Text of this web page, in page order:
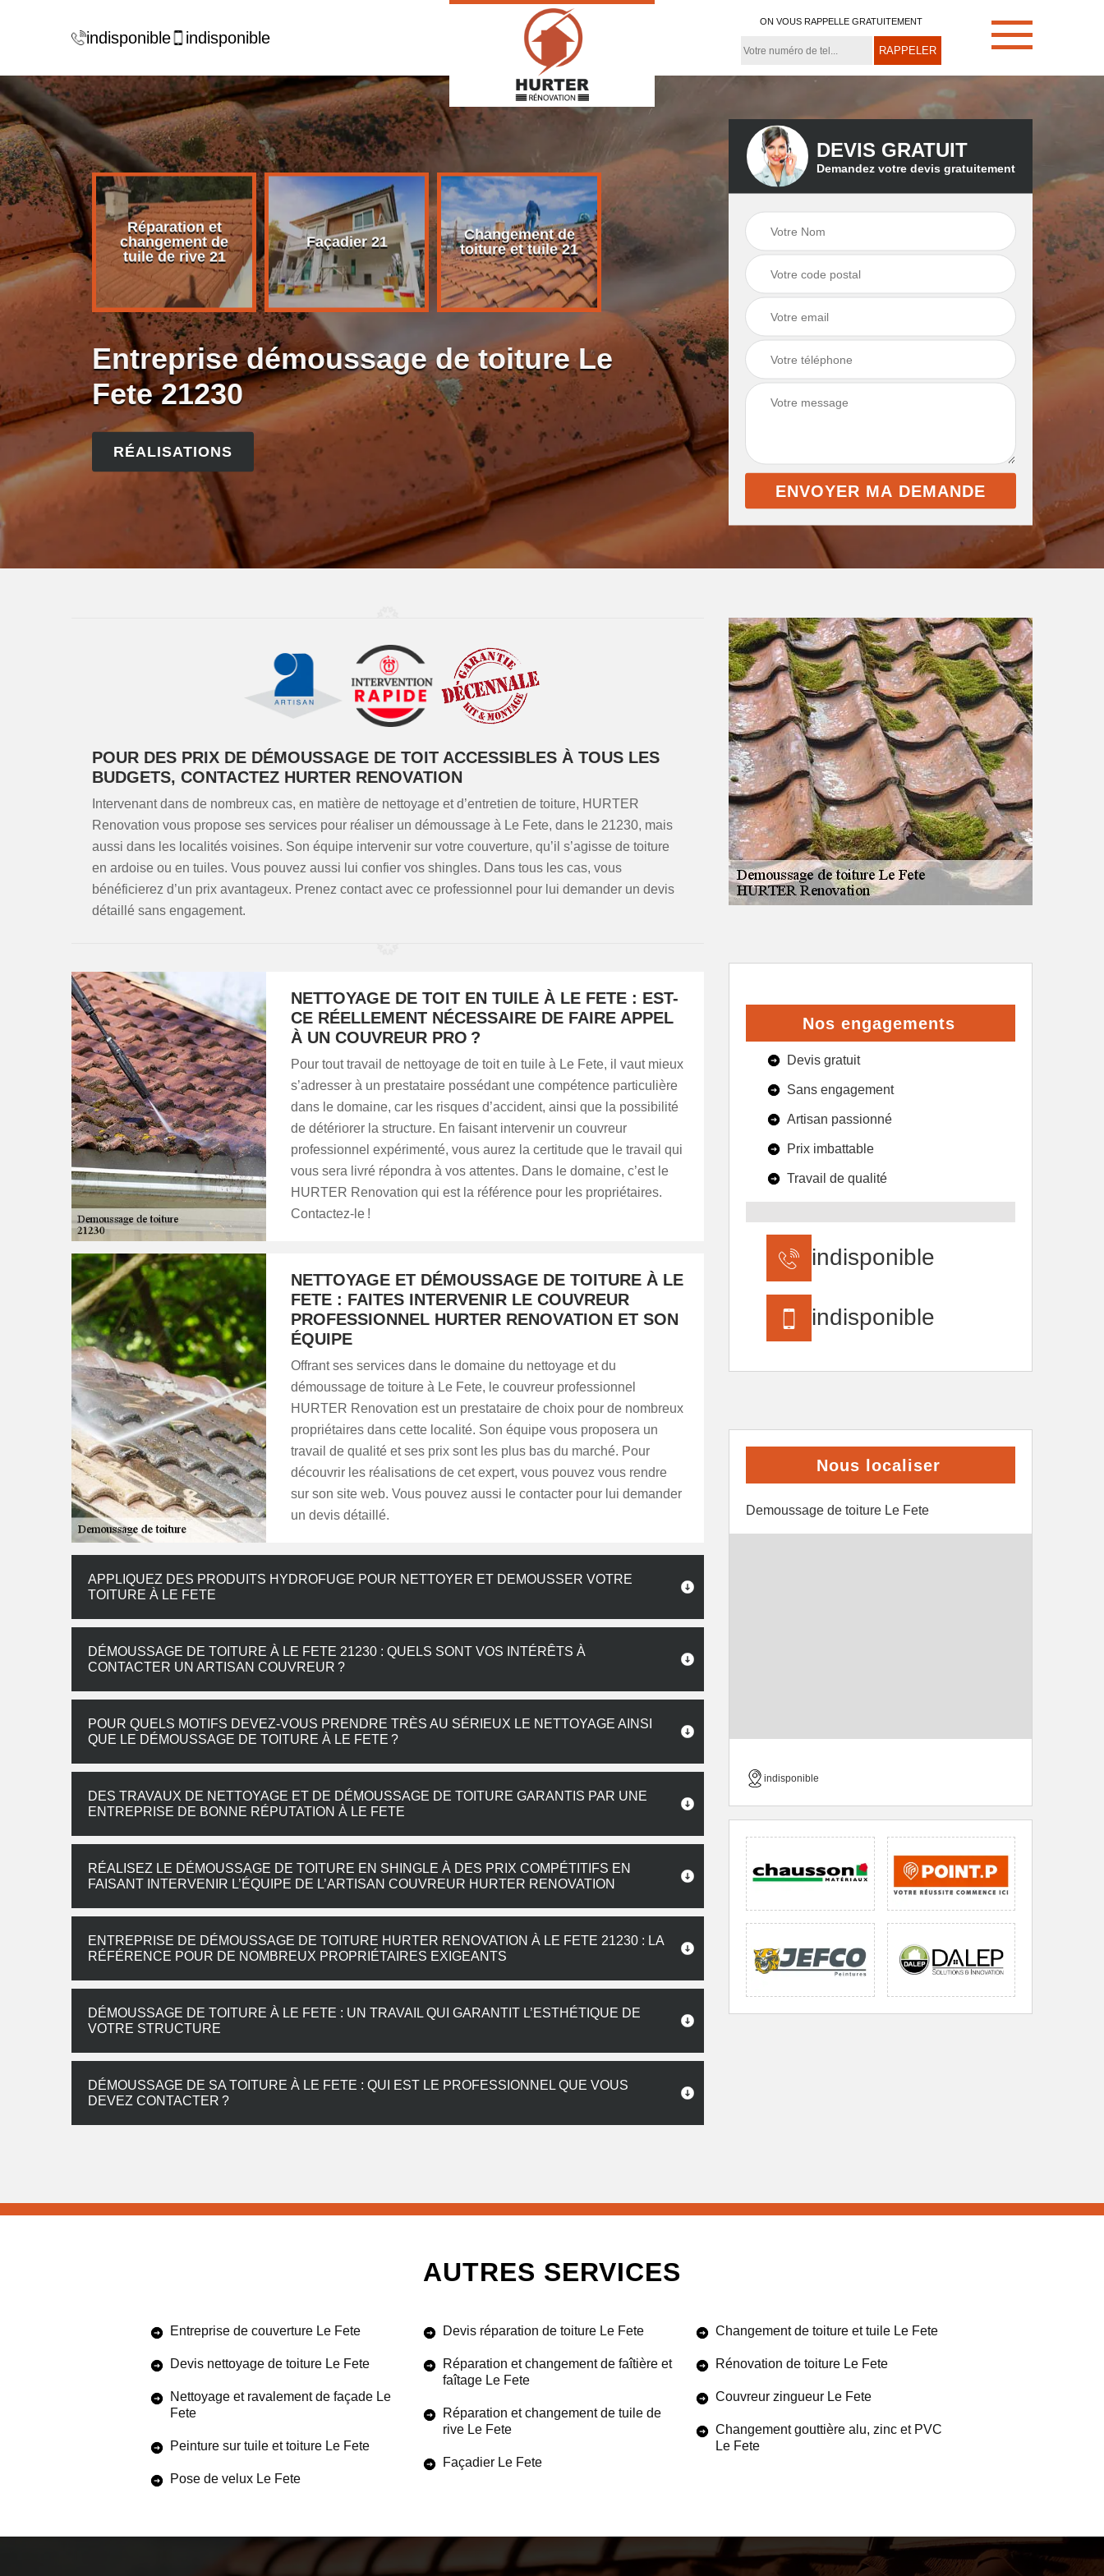
indisponible indisponible
ON VOUS RAPPELLE GRATUITEMENT
de
21
Réparation et
changement de
tuile de rive 21
Façadier 21
Changement de
toiture et tuile 21
Démoussage de
toiture 21
Couvreur zingueur
Entreprise démoussage de toiture Le
Fete 21230
RÉALISATIONS
DEVIS GRATUIT
Demandez votre devis gratuitement
POUR DES PRIX DE DÉMOUSSAGE DE TOIT ACCESSIBLES À TOUS LES
BUDGETS, CONTACTEZ HURTER RENOVATION
Intervenant dans de nombreux cas, en matière de nettoyage et d’entretien de toiture, HURTER
Renovation vous propose ses services pour réaliser un démoussage à Le Fete, dans le 21230, mais
aussi dans les localités voisines. Son équipe intervenir sur votre couverture, qu’il s’agisse de toiture
en ardoise ou en tuiles. Vous pouvez aussi lui confier vos shingles. Dans tous les cas, vous
bénéficierez d’un prix avantageux. Prenez contact avec ce professionnel pour lui demander un devis
détaillé sans engagement.
NETTOYAGE DE TOIT EN TUILE À LE FETE : EST-
CE RÉELLEMENT NÉCESSAIRE DE FAIRE APPEL
À UN COUVREUR PRO ?
Pour tout travail de nettoyage de toit en tuile à Le Fete, il vaut mieux
s’adresser à un prestataire possédant une compétence particulière
dans le domaine, car les risques d’accident, ainsi que la possibilité
de détériorer la structure. En faisant intervenir un couvreur
professionnel expérimenté, vous aurez la certitude que le travail qui
vous sera livré répondra à vos attentes. Dans le domaine, c’est le
HURTER Renovation qui est la référence pour les propriétaires.
Contactez-le !
NETTOYAGE ET DÉMOUSSAGE DE TOITURE À LE
FETE : FAITES INTERVENIR LE COUVREUR
PROFESSIONNEL HURTER RENOVATION ET SON
ÉQUIPE
Offrant ses services dans le domaine du nettoyage et du
démoussage de toiture à Le Fete, le couvreur professionnel
HURTER Renovation est un prestataire de choix pour de nombreux
propriétaires dans cette localité. Son équipe vous proposera un
travail de qualité et ses prix sont les plus bas du marché. Pour
découvrir les réalisations de cet expert, vous pouvez vous rendre
sur son site web. Vous pouvez aussi le contacter pour lui demander
un devis détaillé.
APPLIQUEZ DES PRODUITS HYDROFUGE POUR NETTOYER ET DEMOUSSER VOTRE
TOITURE À LE FETE
DÉMOUSSAGE DE TOITURE À LE FETE 21230 : QUELS SONT VOS INTÉRÊTS À
CONTACTER UN ARTISAN COUVREUR ?
POUR QUELS MOTIFS DEVEZ-VOUS PRENDRE TRÈS AU SÉRIEUX LE NETTOYAGE AINSI
QUE LE DÉMOUSSAGE DE TOITURE À LE FETE ?
DES TRAVAUX DE NETTOYAGE ET DE DÉMOUSSAGE DE TOITURE GARANTIS PAR UNE
ENTREPRISE DE BONNE RÉPUTATION À LE FETE
RÉALISEZ LE DÉMOUSSAGE DE TOITURE EN SHINGLE À DES PRIX COMPÉTITIFS EN
FAISANT INTERVENIR L’ÉQUIPE DE L’ARTISAN COUVREUR HURTER RENOVATION
ENTREPRISE DE DÉMOUSSAGE DE TOITURE HURTER RENOVATION À LE FETE 21230 : LA
RÉFÉRENCE POUR DE NOMBREUX PROPRIÉTAIRES EXIGEANTS
DÉMOUSSAGE DE TOITURE À LE FETE : UN TRAVAIL QUI GARANTIT L’ESTHÉTIQUE DE
VOTRE STRUCTURE
DÉMOUSSAGE DE SA TOITURE À LE FETE : QUI EST LE PROFESSIONNEL QUE VOUS
DEVEZ CONTACTER ?
Nos engagements
Devis gratuit
Sans engagement
Artisan passionné
Prix imbattable
Travail de qualité
indisponible
indisponible
Nous localiser
Demoussage de toiture Le Fete
indisponible
AUTRES SERVICES
Entreprise de couverture Le Fete
Devis nettoyage de toiture Le Fete
Nettoyage et ravalement de façade Le
Fete
Peinture sur tuile et toiture Le Fete
Pose de velux Le Fete
Devis réparation de toiture Le Fete
Réparation et changement de faîtière et
faîtage Le Fete
Réparation et changement de tuile de
rive Le Fete
Façadier Le Fete
Changement de toiture et tuile Le Fete
Rénovation de toiture Le Fete
Couvreur zingueur Le Fete
Changement gouttière alu, zinc et PVC
Le Fete